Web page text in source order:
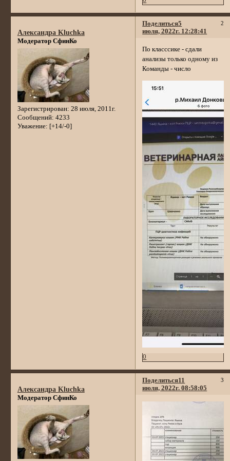
Поделиться 2
5
июля, 2022г. 12:28:41
Александра Kluchka
Модератор СфинКо
Зарегистрирован: 28 июля, 2011г.
Сообщений: 4233
Уважение: [+14/-0]
По класссике - сдали
анализы только одному из
Команды - число
0
Поделиться 3
11
июля, 2022г. 08:58:05
Александра Kluchka
Модератор СфинКо